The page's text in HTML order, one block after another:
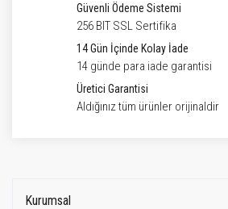
Güvenli Ödeme Sistemi
256 BIT SSL Sertifika
14 Gün İçinde Kolay İade
14 günde para iade garantisi
Üretici Garantisi
Aldığınız tüm ürünler orijinaldir
Kurumsal